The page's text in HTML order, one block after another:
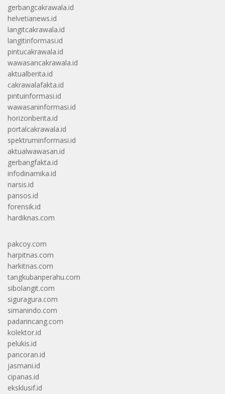
gerbangcakrawala.id
helvetianews.id
langitcakrawala.id
langitinformasi.id
pintucakrawala.id
wawasancakrawala.id
aktualberita.id
cakrawalafakta.id
pintuinformasi.id
wawasaninformasi.id
horizonberita.id
portalcakrawala.id
spektruminformasi.id
aktualwawasan.id
gerbangfakta.id
infodinamika.id
narsis.id
pansos.id
forensik.id
hardiknas.com
pakcoy.com
harpitnas.com
harkitnas.com
tangkubanperahu.com
sibolangit.com
siguragura.com
simanindo.com
padarincang.com
kolektor.id
pelukis.id
pancoran.id
jasmani.id
cipanas.id
eksklusif.id